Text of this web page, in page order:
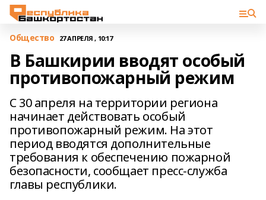
Общество 27 АПРЕЛЯ , 10:17
В Башкирии вводят особый
противопожарный режим
С 30 апреля на территории региона
начинает действовать особый
противопожарный режим. На этот
период вводятся дополнительные
требования к обеспечению пожарной
безопасности, сообщает пресс-служба
главы республики.